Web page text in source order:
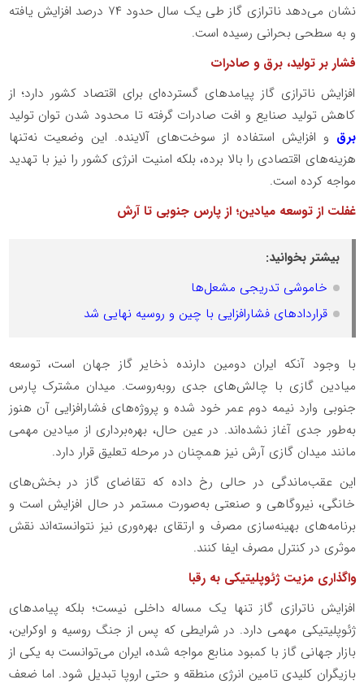
نشان می‌دهد ناترازی گاز طی یک سال حدود ۷۴ درصد افزایش یافته
و به سطحی بحرانی رسیده است.
فشار بر تولید، برق و صادرات
افزایش ناترازی گاز پیامدهای گسترده‌ای برای اقتصاد کشور دارد؛ از
کاهش تولید صنایع و افت صادرات گرفته تا محدود شدن توان تولید
برق و افزایش استفاده از سوخت‌های آلاینده. این وضعیت نه‌تنها
هزینه‌های اقتصادی را بالا برده، بلکه امنیت انرژی کشور را نیز با تهدید
مواجه کرده است.
غفلت از توسعه میادین؛ از پارس جنوبی تا آرش
بیشتر بخوانید:
خاموشی تدریجی مشعل‌ها
قراردادهای فشارافزایی با چین و روسیه نهایی شد
با وجود آنکه ایران دومین دارنده ذخایر گاز جهان است، توسعه
میادین گازی با چالش‌های جدی روبه‌روست. میدان مشترک پارس
جنوبی وارد نیمه دوم عمر خود شده و پروژه‌های فشارافزایی آن هنوز
به‌طور جدی آغاز نشده‌اند. در عین حال، بهره‌برداری از میادین مهمی
مانند میدان گازی آرش نیز همچنان در مرحله تعلیق قرار دارد.
این عقب‌ماندگی در حالی رخ داده که تقاضای گاز در بخش‌های
خانگی، نیروگاهی و صنعتی به‌صورت مستمر در حال افزایش است و
برنامه‌های بهینه‌سازی مصرف و ارتقای بهره‌وری نیز نتوانسته‌اند نقش
موثری در کنترل مصرف ایفا کنند.
واگذاری مزیت ژئوپلیتیکی به رقبا
افزایش ناترازی گاز تنها یک مساله داخلی نیست؛ بلکه پیامدهای
ژئوپلیتیکی مهمی دارد. در شرایطی که پس از جنگ روسیه و اوکراین،
بازار جهانی گاز با کمبود منابع مواجه شده، ایران می‌توانست به یکی از
بازیگران کلیدی تامین انرژی منطقه و حتی اروپا تبدیل شود. اما ضعف